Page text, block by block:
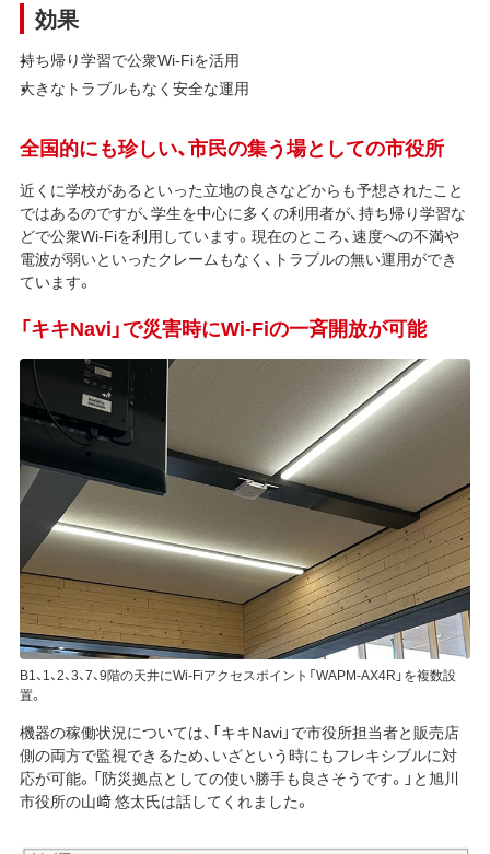
効果
持ち帰り学習で公衆Wi-Fiを活用
大きなトラブルもなく安全な運用
全国的にも珍しい、市民の集う場としての市役所
近くに学校があるといった立地の良さなどからも予想されたこと
ではあるのですが、学生を中心に多くの利用者が、持ち帰り学習な
どで公衆Wi-Fiを利用しています。現在のところ、速度への不満や
電波が弱いといったクレームもなく、トラブルの無い運用ができ
ています。
「キキNavi」で災害時にWi-Fiの一斉開放が可能
B1、1、2、3、7、9階の天井にWi-Fiアクセスポイント「WAPM-AX4R」を複数設
置。
機器の稼働状況については、「キキNavi」で市役所担当者と販売店
側の両方で監視できるため、いざという時にもフレキシブルに対
応が可能。「防災拠点としての使い勝手も良さそうです。」と旭川
市役所の山﨑 悠太氏は話してくれました。